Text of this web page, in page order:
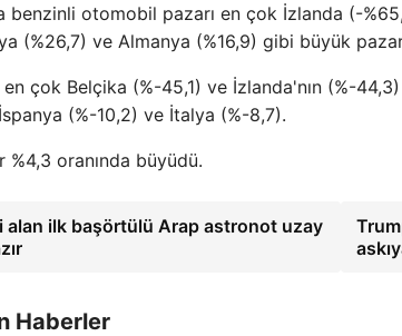
benzinli otomobil pazarı en çok İzlanda (-
(%26,7) ve Almanya (%16,9) gibi büyük
çok Belçika (%-45,1) ve İzlanda'nın (%-
(%-10,2) ve İtalya (%-8,7).
oranında büyüdü.
alan ilk başörtülü Arap astronot uzay
Haberler